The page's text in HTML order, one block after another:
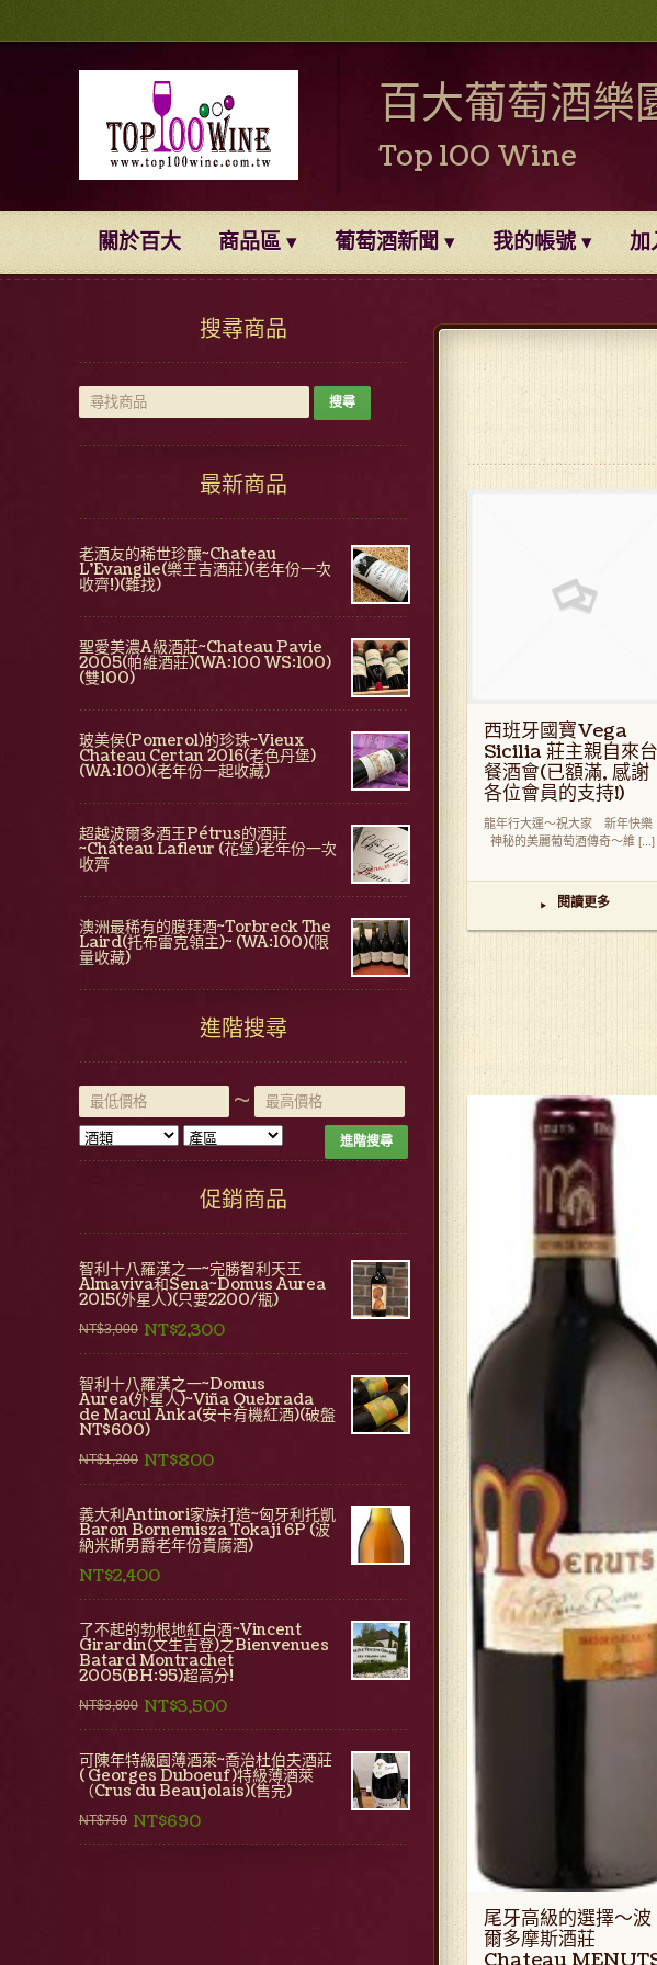
百大葡萄酒樂
Top 100 Wine
關於百大 商品區 葡萄酒新聞 我的帳號 加
搜尋商品
最新商品
老酒友的稀世珍釀~Chateau
L'Evangile(樂王吉酒莊)(老年份一次
收齊!)(難找)
聖愛美濃A級酒莊~Chateau Pavie
2005(帕維酒莊)(WA:100 WS:100)
(雙100)
玻美侯(Pomerol)的珍珠~Vieux
Chateau Certan 2016(老色丹堡)
(WA:100)(老年份一起收藏)
超越波爾多酒王Pétrus的酒莊
~Château Lafleur (花堡)老年份一次
收齊
澳洲最稀有的膜拜酒~Torbreck The
Laird(托布雷克領主)~ (WA:100)(限
量收藏)
進階搜尋
~
進階搜尋
促銷商品
智利十八羅漢之一~完勝智利天王
Almaviva和Sena~Domus Aurea
2015(外星人)(只要2200/瓶)
NT$3,000 NT$2,300
智利十八羅漢之一~Domus
Aurea(外星人)~Viña Quebrada
de Macul Anka(安卡有機紅酒)(破盤
NT$600)
NT$1,200 NT$800
義大利Antinori家族打造~匈牙利托凱
Baron Bornemisza Tokaji 6P (波
納米斯男爵老年份貴腐酒)
NT$2,400
了不起的勃根地紅白酒~Vincent
Girardin(文生吉登)之Bienvenues
Batard Montrachet
2005(BH:95)超高分!
NT$3,800 NT$3,500
可陳年特級園薄酒萊~喬治杜伯夫酒莊
( Georges Duboeuf)特級薄酒萊
（Crus du Beaujolais)(售完)
NT$750 NT$690
西班牙國寶Vega
Sicilia 莊主親自來台
餐酒會(已額滿, 感謝
各位會員的支持!)
龍年行大運～祝大家 新年快樂
神秘的美麗葡萄酒傳奇～維 [...]
▸ 閱讀更多
尾牙高級的選擇～波
爾多摩斯酒莊